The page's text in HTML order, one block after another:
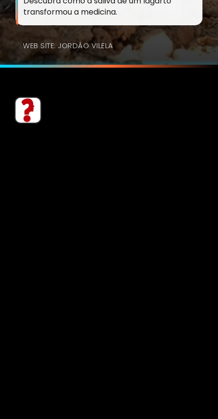
transformou a medicina.
WEB SITE: JORDÃO VILELA